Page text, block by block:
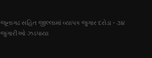
જૂનાગઢ સહિત જીલ્લામાં વ્યાપક જુગાર દરોડા - ૩૪
જુગારીઓ ઝડપાયા